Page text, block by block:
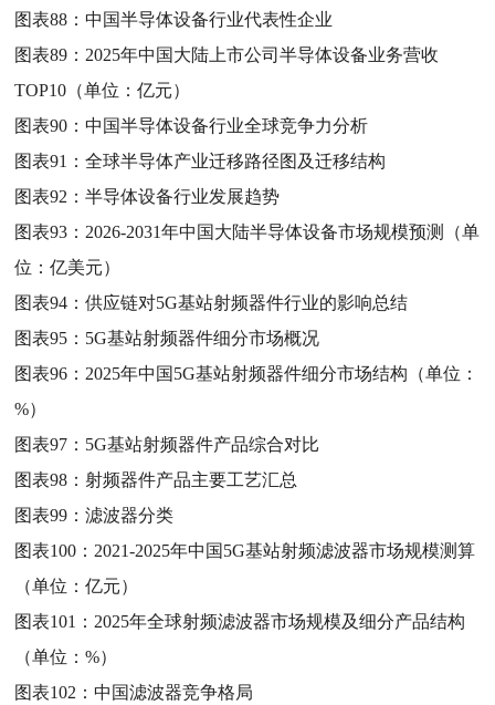
图表88：中国半导体设备行业代表性企业
图表89： 2025年中国大陆上市公司半导体设备业务营收
TOP10（单位：亿元）
图表90：中国半导体设备行业全球竞争力分析
图表91：全球半导体产业迁移路径图及迁移结构
图表92：半导体设备行业发展趋势
图表93： 2026-2031年中国大陆半导体设备市场规模预测（单
位：亿美元）
图表94：供应链对5G基站射频器件行业的影响总结
图表95： 5G基站射频器件细分市场概况
图表96： 2025年中国5G基站射频器件细分市场结构（单位：
%）
图表97： 5G基站射频器件产品综合对比
图表98： 射频器件产品主要工艺汇总
图表99：滤波器分类
图表100： 2021-2025年中国5G基站射频滤波器市场规模测算
（单位：亿元）
图表101： 2025年全球射频滤波器市场规模及细分产品结构
（单位：%）
图表102：中国滤波器竞争格局